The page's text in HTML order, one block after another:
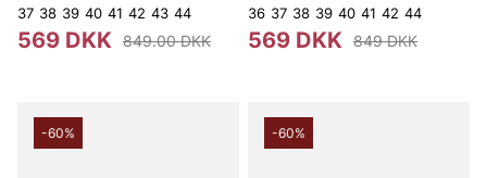
37 38 39 40 41 42 43 44
569 DKK 849.00 DKK
36 37 38 39 40 41 42 44
569 DKK 849 DKK
-60% -60%